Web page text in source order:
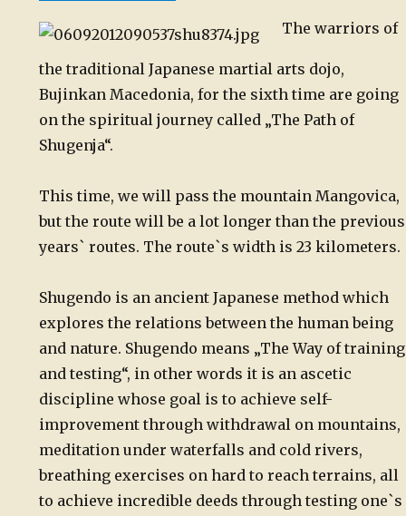
The warriors of
the traditional Japanese martial arts dojo,
Bujinkan Macedonia, for the sixth time are going
on the spiritual journey called „The Path of
Shugenja“.
This time, we will pass the mountain Mangovica,
but the route will be a lot longer than the previous
years` routes. The route`s width is 23 kilometers.
Shugendo is an ancient Japanese method which
explores the relations between the human being
and nature. Shugendo means „The Way of training
and testing“, in other words it is an ascetic
discipline whose goal is to achieve self-
improvement through withdrawal on mountains,
meditation under waterfalls and cold rivers,
breathing exercises on hard to reach terrains, all
to achieve incredible deeds through testing one`s